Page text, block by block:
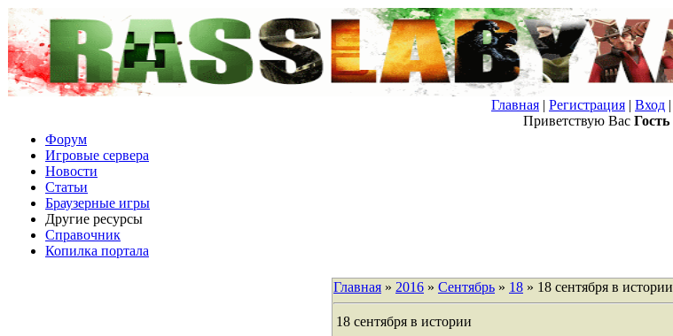
Главная | Регистрация | Вход |
Приветствую Вас Гость
Форум
Игровые сервера
Новости
Статьи
Браузерные игры
Другие ресурсы
Справочник
Копилка портала
Главная » 2016 » Сентябрь » 18 » 18 сентября в истории
18 сентября в истории